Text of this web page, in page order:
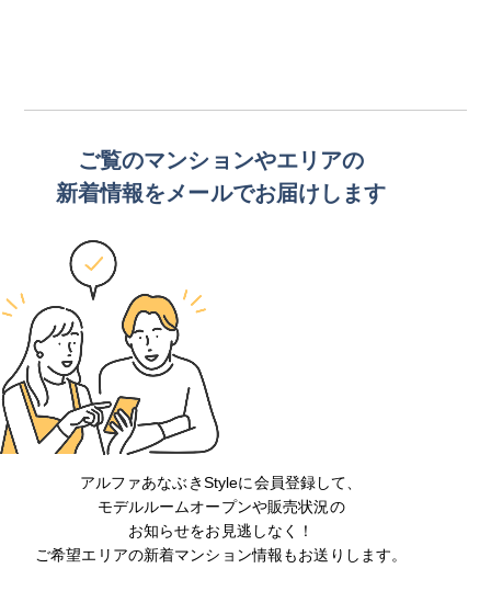
ご覧のマンションやエリアの
新着情報をメールでお届けします
アルファあなぶきStyleに会員登録して、
モデルルームオープンや販売状況の
お知らせをお見逃しなく！
ご希望エリアの新着マンション情報もお送りします。